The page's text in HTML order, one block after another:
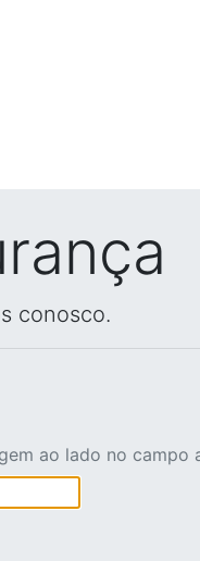
conosco.
ao lado no campo